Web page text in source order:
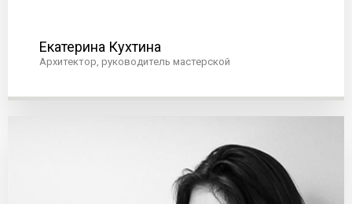
Екатерина Кухтина
Архитектор, руководитель мастерской